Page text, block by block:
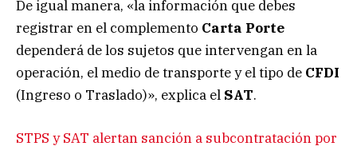
De igual manera, «la información que debes
registrar en el complemento Carta Porte
dependerá de los sujetos que intervengan en la
operación, el medio de transporte y el tipo de CFDI
(Ingreso o Traslado)», explica el SAT.
STPS y SAT alertan sanción a subcontratación por